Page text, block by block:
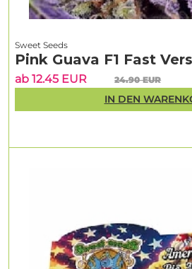
Sweet Seeds
Pink Guava F1 Fast
ab 12.45 EUR 24.90 EUR
IN DEN